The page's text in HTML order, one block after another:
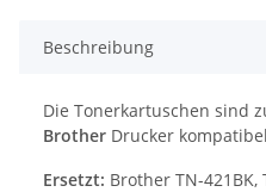
Beschreibung
Die Tonerkartuschen sind
Brother Drucker
Ersetzt: Brother TN-421BK,